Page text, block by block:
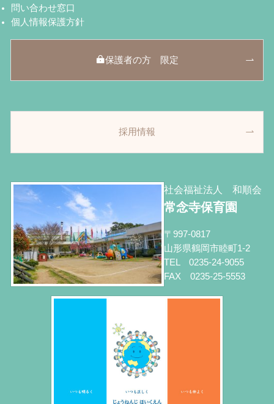
問い合わせ窓口
個人情報保護方針
保護者の方 限定
採用情報
社会福祉法人 和順会
常念寺保育園
〒997-0817
山形県鶴岡市睦町1-2
TEL 0235-24-9055
FAX 0235-25-5553